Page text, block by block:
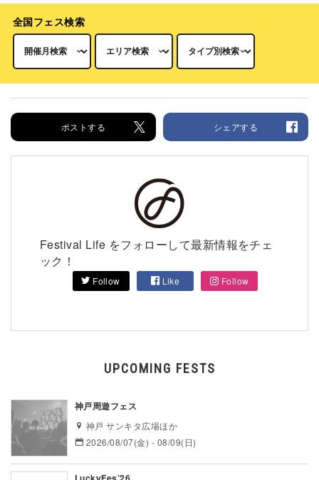
全国フェス検索
ポストする シェアする
Festival Life をフォローして最新情報をチェ
ック！
Follow Like Follow
UPCOMING FESTS
神戸周遊フェス
神戸 サンキタ広場ほか
2026/08/07(金) - 08/09(日)